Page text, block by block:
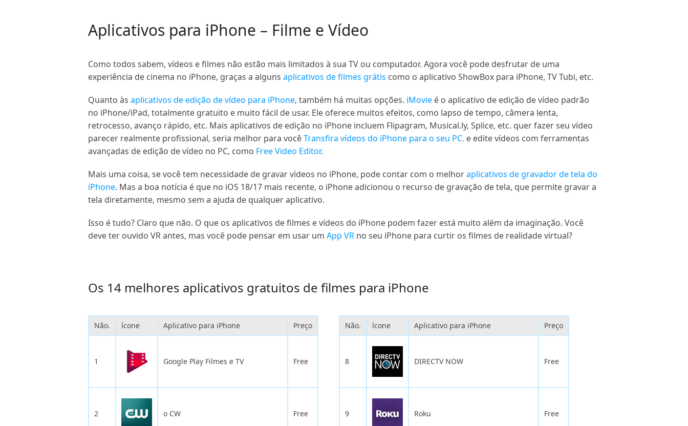
Aplicativos para iPhone – Filme e Vídeo
Como todos sabem, vídeos e filmes não estão mais limitados à sua TV ou computador. Agora você pode desfrutar de uma
experiência de cinema no iPhone, graças a alguns aplicativos de filmes grátis como o aplicativo ShowBox para iPhone, TV Tubi, etc.
Quanto às aplicativos de edição de vídeo para iPhone, também há muitas opções. iMovie é o aplicativo de edição de vídeo padrão
no iPhone/iPad, totalmente gratuito e muito fácil de usar. Ele oferece muitos efeitos, como lapso de tempo, câmera lenta,
retrocesso, avanço rápido, etc. Mais aplicativos de edição no iPhone incluem Flipagram, Musical.ly, Splice, etc. quer fazer seu vídeo
parecer realmente profissional, seria melhor para vocêTransfira vídeos do iPhone para o seu PC. e edite vídeos com ferramentas
avançadas de edição de vídeo no PC, como Free Video Editor.
Mais uma coisa, se você tem necessidade de gravar vídeos no iPhone, pode contar com o melhoraplicativos de gravador de tela do
iPhone. Mas a boa notícia é que no iOS 18/17 mais recente, o iPhone adicionou o recurso de gravação de tela, que permite gravar a
tela diretamente, mesmo sem a ajuda de qualquer aplicativo.
Isso é tudo? Claro que não. O que os aplicativos de filmes e vídeos do iPhone podem fazer está muito além da imaginação. Você
deve ter ouvido VR antes, mas você pode pensar em usar um App VR no seu iPhone para curtir os filmes de realidade virtual?
Os 14 melhores aplicativos gratuitos de filmes para iPhone
Não. ícone Aplicativo para iPhone Preço
1 Google Play Filmes e TV Free
2 o CW Free
Não. ícone Aplicativo para iPhone Preço
8 DIRECTV NOW Free
9 Roku Free